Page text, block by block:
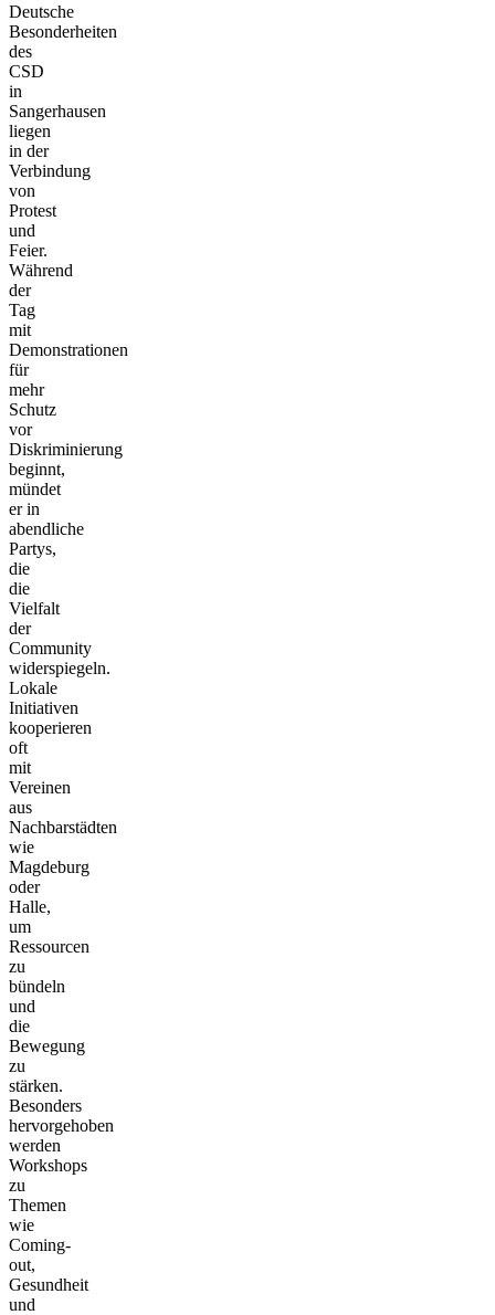
Deutsche
Besonderheiten
des
CSD
in
Sangerhausen
liegen
in der
Verbindung
von
Protest
und
Feier.
Während
der
Tag
mit
Demonstrationen
für
mehr
Schutz
vor
Diskriminierung
beginnt,
mündet
er in
abendliche
Partys,
die
die
Vielfalt
der
Community
widerspiegeln.
Lokale
Initiativen
kooperieren
oft
mit
Vereinen
aus
Nachbarstädten
wie
Magdeburg
oder
Halle,
um
Ressourcen
zu
bündeln
und
die
Bewegung
zu
stärken.
Besonders
hervorgehoben
werden
Workshops
zu
Themen
wie
Coming-
out,
Gesundheit
und